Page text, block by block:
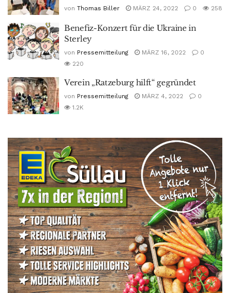
von Thomas Biller MÄRZ 24, 2022 0 258
Benefiz-Konzert für die Ukraine in
Sterley
von Pressemitteilung MÄRZ 16, 2022
0
220
Verein „Ratzeburg hilft“ gegründet
von Pressemitteilung MÄRZ 4, 2022
0
1.2K